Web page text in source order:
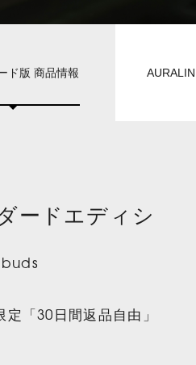
ド版 商品情報
ードエディシ
「30日間返品自由」